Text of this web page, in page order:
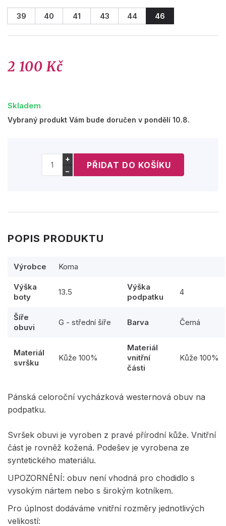
39 40 41 43 44 46
2 100 Kč
Skladem
Vybraný produkt Vám bude doručen v pondělí 10.8.
+
−
POPIS PRODUKTU
Výrobce Koma
Výška
boty
13.5
Výška
podpatku
4
Šíře
obuvi
G - střední šíře Barva Černá
Materiál
svršku
Kůže 100%
Materiál
vnitřní
části
Kůže 100%
Pánská celoroční vycházková westernová obuv na
podpatku.
Svršek obuvi je vyroben z pravé přírodní kůže. Vnitřní
část je rovněž kožená. Podešev je vyrobena ze
syntetického materiálu.
UPOZORNĚNÍ: obuv není vhodná pro chodidlo s
vysokým nártem nebo s širokým kotníkem.
Pro úplnost dodáváme vnitřní rozměry jednotlivých
velikostí: